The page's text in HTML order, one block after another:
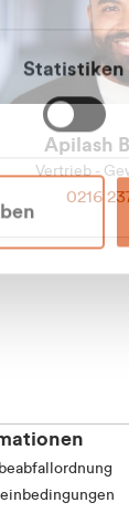
Statistiken
Apilash
Vertrieb -
0216